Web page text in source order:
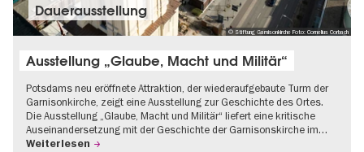
© Stiftung Garnisonkirche Foto: Cornelius Corbach
Dauer­aus­stel­lung
Ausstellung „Glaube, Macht und Militär“
Potsdams neu eröffnete Attraktion, der wiederaufgebaute Turm der
Garnisonkirche, zeigt eine Ausstellung zur Geschichte des Ortes.
Die Ausstellung „Glaube, Macht und Militär“ liefert eine kritische
Auseinandersetzung mit der Geschichte der Garnisonskirche im…
Weiterlesen